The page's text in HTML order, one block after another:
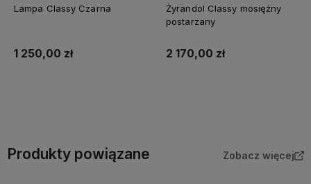
Lampa Classy Czarna
1 250,00 zł
Żyrandol Classy mosiężny
postarzany
2 170,00 zł
Produkty powiązane Zobacz więcej